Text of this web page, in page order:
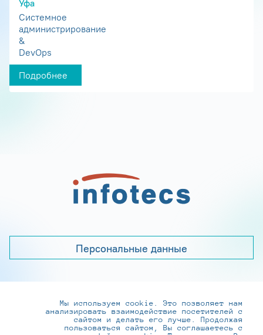
Уфа
Системное
администрирование
&
DevOps
Подробнее
Персональные данные
+7 (495) 737-6192, 8-800-250-0-260
practice@infotecs.ru,hr@infotecs.ru
Мы используем cookie. Это позволяет нам
анализировать взаимодействие посетителей с
сайтом и делать его лучше. Продолжая
пользоваться сайтом, Вы соглашаетесь с